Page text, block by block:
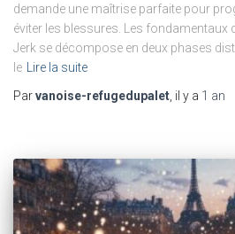
demande une maîtrise parfaite pour
éviter les blessures. Les fondamentaux
Jerk se décompose en deux phases
le Lire la suite
Parvanoise-refugedupalet , il y a 1 an